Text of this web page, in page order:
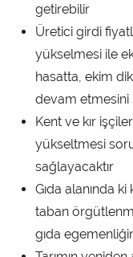
getirebilir
Üretici girdi
yükselmesi ile
hasatta, ekim
devam
Kent ve kır
yükseltmesi
sağlayacaktır
Gıda alanında
taban
gıda